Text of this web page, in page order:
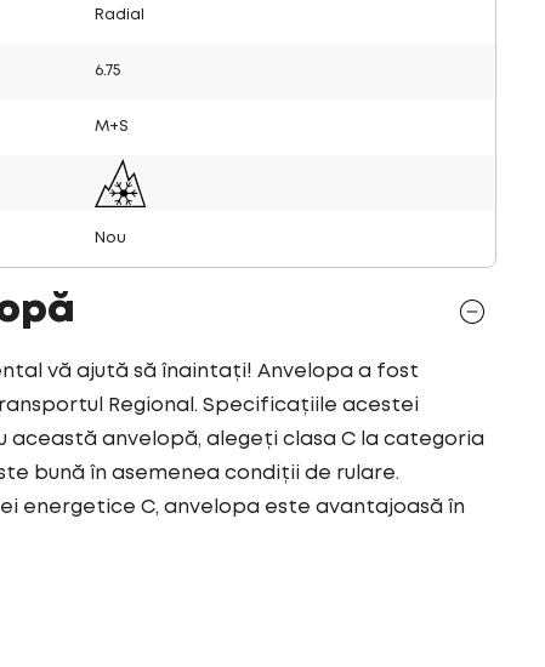
Radial
6.75
M+S
Nou
vă ajută să înaintați! Anvelopa a fost
Regional. Specificațiile acestei
această anvelopă, alegeți clasa C la categoria
bună în asemenea condiții de rulare.
energetice C, anvelopa este avantajoasă în